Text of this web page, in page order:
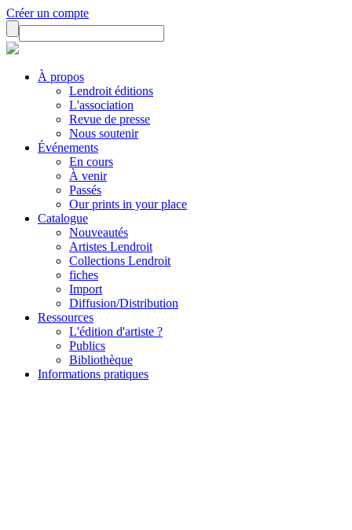
Créer un compte
À propos
Lendroit éditions
L'association
Revue de presse
Nous soutenir
Événements
En cours
À venir
Passés
Our prints in your place
Catalogue
Nouveautés
Artistes Lendroit
Collections Lendroit
fiches
Import
Diffusion/Distribution
Ressources
L'édition d'artiste ?
Publics
Bibliothèque
Informations pratiques